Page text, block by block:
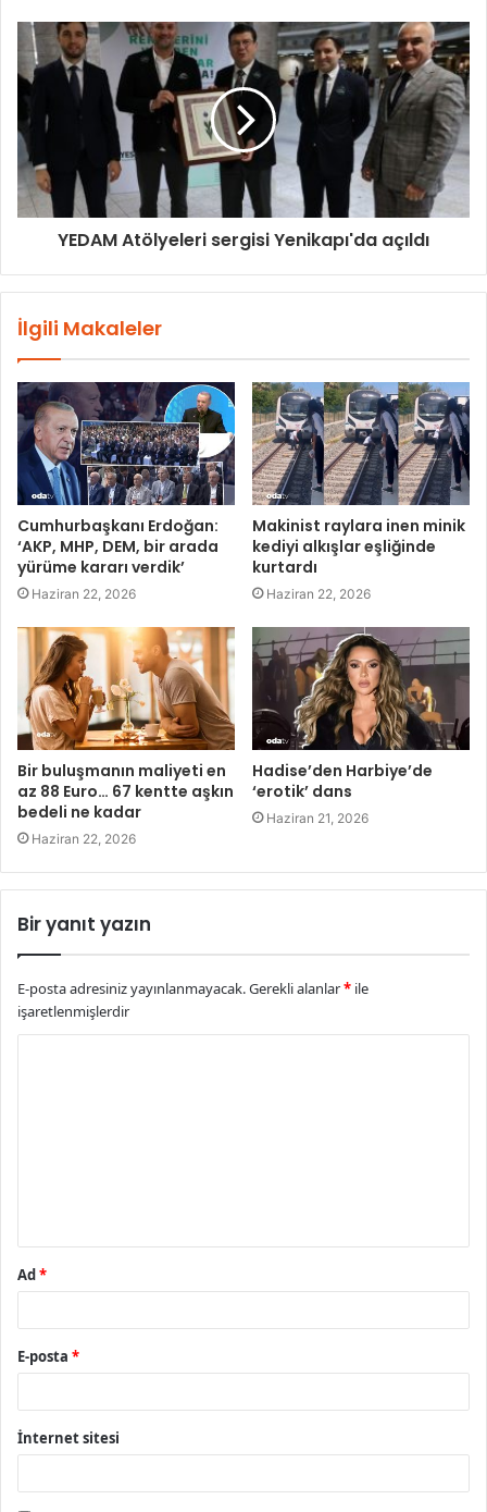
YEDAM Atölyeleri sergisi Yenikapı'da açıldı
İlgili Makaleler
Cumhurbaşkanı Erdoğan:
‘AKP, MHP, DEM, bir arada
yürüme kararı verdik’
Haziran 22, 2026
Makinist raylara inen minik
kediyi alkışlar eşliğinde
kurtardı
Haziran 22, 2026
Bir buluşmanın maliyeti en
az 88 Euro… 67 kentte aşkın
bedeli ne kadar
Haziran 22, 2026
Hadise’den Harbiye’de
‘erotik’ dans
Haziran 21, 2026
Bir yanıt yazın
E-posta adresiniz yayınlanmayacak.Gerekli alanlar* ile
işaretlenmişlerdir
Ad*
E-posta *
İnternet sitesi